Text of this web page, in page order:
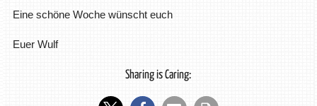
Eine schöne Woche wünscht euch
Euer Wulf
Sharing is Caring: